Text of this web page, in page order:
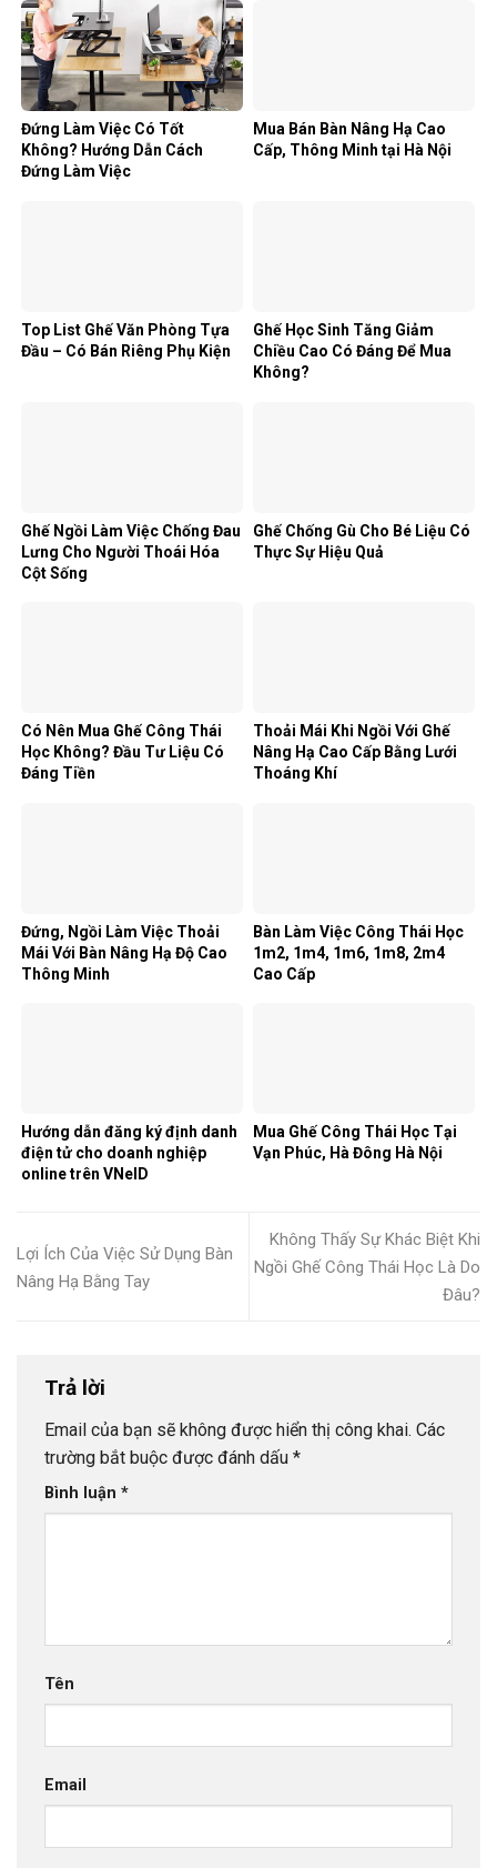
Đứng Làm Việc Có Tốt
Không? Hướng Dẫn Cách
Đứng Làm Việc
Mua Bán Bàn Nâng Hạ Cao
Cấp, Thông Minh tại Hà Nội
Top List Ghế Văn Phòng Tựa
Đầu – Có Bán Riêng Phụ Kiện
Ghế Học Sinh Tăng Giảm
Chiều Cao Có Đáng Để Mua
Không?
Ghế Ngồi Làm Việc Chống Đau
Lưng Cho Người Thoái Hóa
Cột Sống
Ghế Chống Gù Cho Bé Liệu Có
Thực Sự Hiệu Quả
Có Nên Mua Ghế Công Thái
Học Không? Đầu Tư Liệu Có
Đáng Tiền
Thoải Mái Khi Ngồi Với Ghế
Nâng Hạ Cao Cấp Bằng Lưới
Thoáng Khí
Đứng, Ngồi Làm Việc Thoải
Mái Với Bàn Nâng Hạ Độ Cao
Thông Minh
Bàn Làm Việc Công Thái Học
1m2, 1m4, 1m6, 1m8, 2m4
Cao Cấp
Hướng dẫn đăng ký định danh
điện tử cho doanh nghiệp
online trên VNeID
Mua Ghế Công Thái Học Tại
Vạn Phúc, Hà Đông Hà Nội
Lợi Ích Của Việc Sử Dụng Bàn
Nâng Hạ Bằng Tay
Không Thấy Sự Khác Biệt Khi
Ngồi Ghế Công Thái Học Là Do
Đâu?
Trả lời
Email của bạn sẽ không được hiển thị công khai. Các
trường bắt buộc được đánh dấu *
Bình luận *
Tên
Email